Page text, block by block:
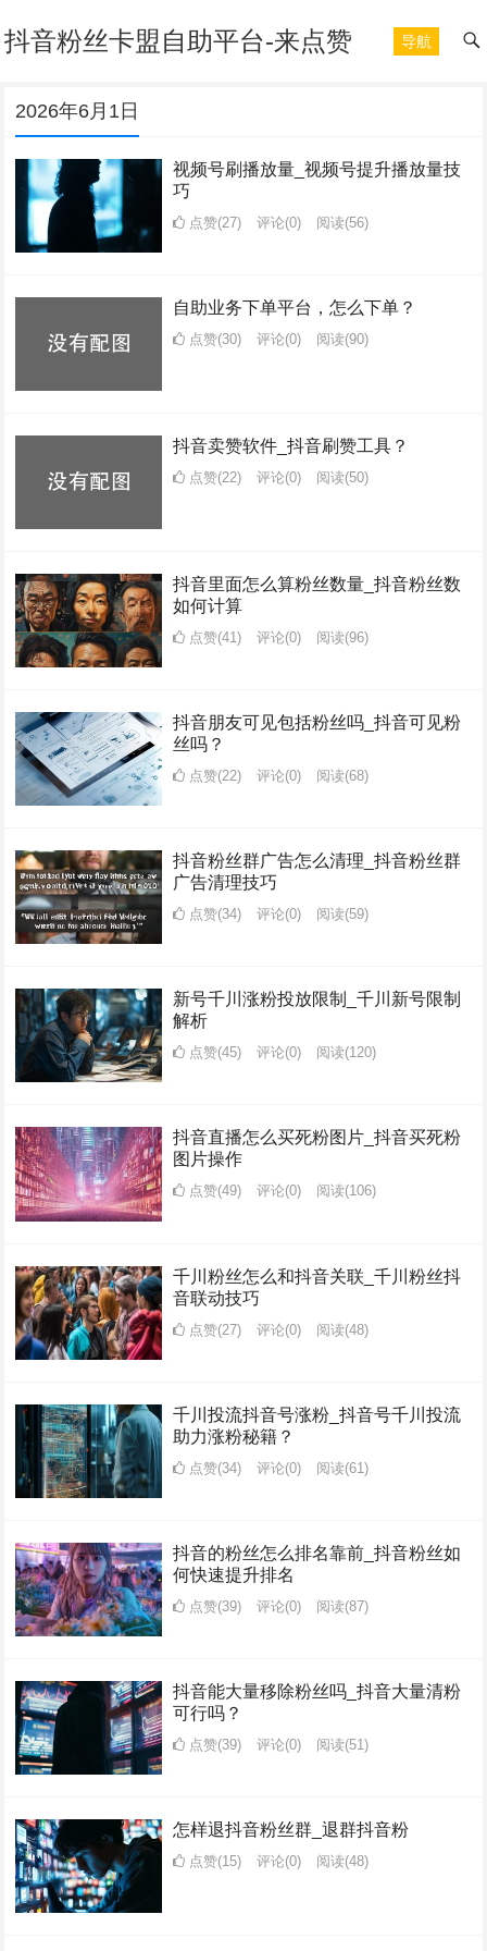
抖音粉丝卡盟自助平台-来点赞 导航
2026年6月1日
视频号刷播放量_视频号提升播放量技
巧
点赞(27) 评论(0) 阅读(56)
自助业务下单平台，怎么下单？
点赞(30) 评论(0) 阅读(90)
抖音卖赞软件_抖音刷赞工具？
点赞(22) 评论(0) 阅读(50)
抖音里面怎么算粉丝数量_抖音粉丝数
如何计算
点赞(41) 评论(0) 阅读(96)
抖音朋友可见包括粉丝吗_抖音可见粉
丝吗？
点赞(22) 评论(0) 阅读(68)
抖音粉丝群广告怎么清理_抖音粉丝群
广告清理技巧
点赞(34) 评论(0) 阅读(59)
新号千川涨粉投放限制_千川新号限制
解析
点赞(45) 评论(0) 阅读(120)
抖音直播怎么买死粉图片_抖音买死粉
图片操作
点赞(49) 评论(0) 阅读(106)
千川粉丝怎么和抖音关联_千川粉丝抖
音联动技巧
点赞(27) 评论(0) 阅读(48)
千川投流抖音号涨粉_抖音号千川投流
助力涨粉秘籍？
点赞(34) 评论(0) 阅读(61)
抖音的粉丝怎么排名靠前_抖音粉丝如
何快速提升排名
点赞(39) 评论(0) 阅读(87)
抖音能大量移除粉丝吗_抖音大量清粉
可行吗？
点赞(39) 评论(0) 阅读(51)
怎样退抖音粉丝群_退群抖音粉
点赞(15) 评论(0) 阅读(48)